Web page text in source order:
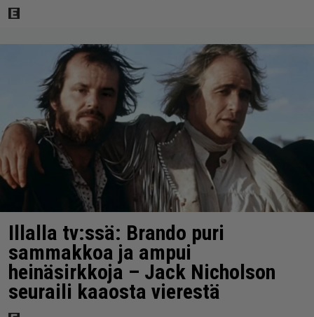
Illalla tv:ssä: Brando puri
sammakkoa ja ampui
heinäsirkkoja – Jack Nicholson
seuraili kaaosta vierestä